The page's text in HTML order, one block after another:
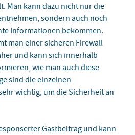
Man kann dazu nicht nur die
sondern auch noch
Informationen bekommen.
man einer sicheren Firewall
und kann sich innerhalb
wie man auch diese
sind die einzelnen
wichtig, um die Sicherheit an
Gastbeitrag und kann